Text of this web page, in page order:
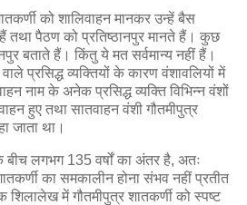
को शालिवाहन मानकर उन्हें बैस
तथा पैठण को प्रतिष्ठानपुर मानते हैं। कुछ
बताते हैं। किंतु ये मत सर्वमान्य नहीं हैं।
प्रसिद्ध व्यक्तियों के कारण वंशावलियों में
नाम के अनेक प्रसिद्ध व्यक्ति विभिन्न वंशों
हुए तथा सातवाहन वंशी गौतमीपुत्र
जाता था।
लगभग 135 वर्षों का अंतर है, अतः
का समकालीन होना संभव नहीं प्रतीत
शिलालेख में गौतमीपुत्र शातकर्णी को स्पष्ट